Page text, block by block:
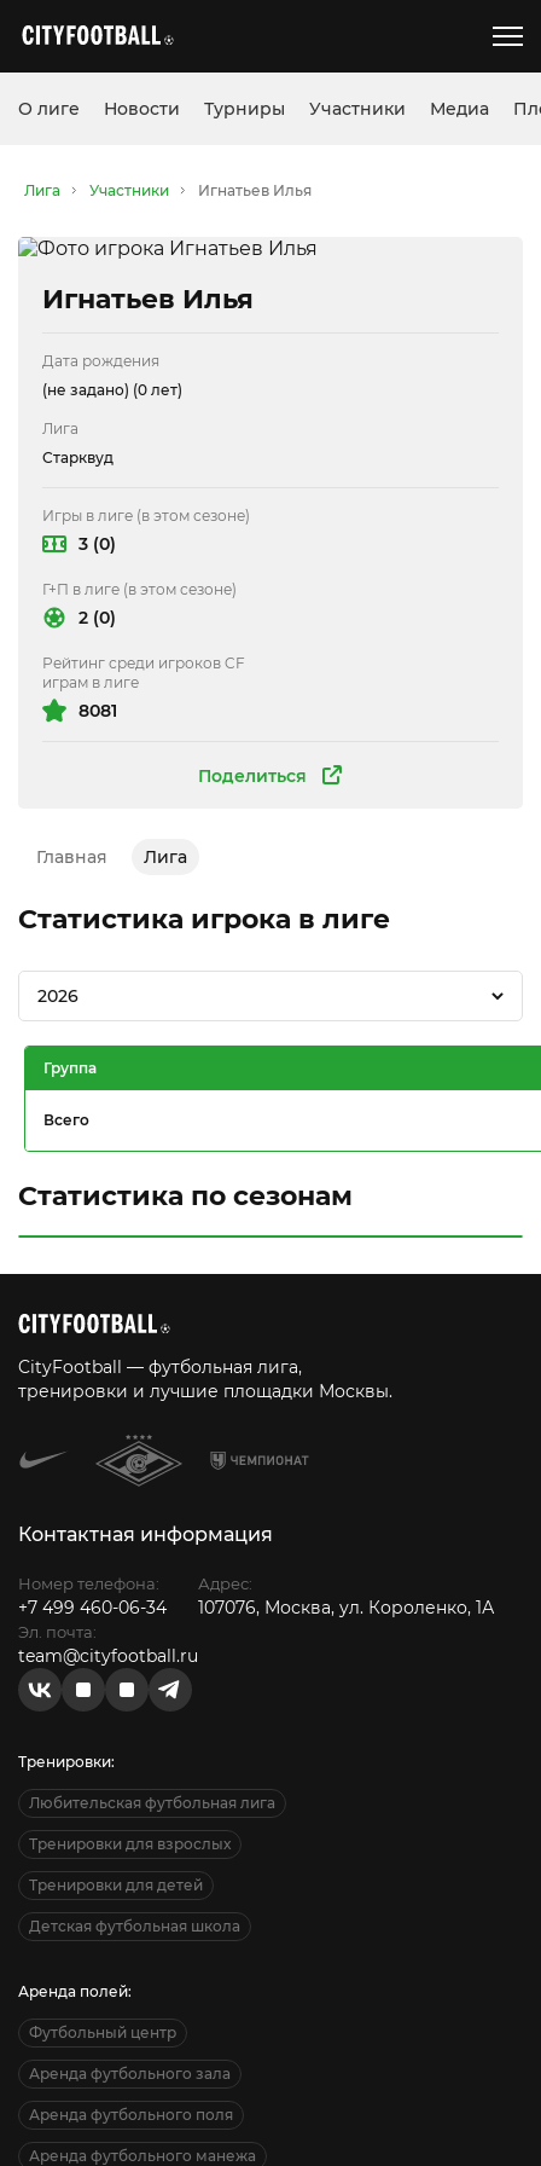
О лиге Новости Турниры Участники Медиа
Лига Участники Игнатьев Илья
Игнатьев Илья
Поделиться
Дата рождения
(не задано) (0 лет)
Лига
Старквуд
Игры в лиге (в этом сезоне)
3 (0)
Г+П в лиге (в этом сезоне)
2 (0)
Рейтинг среди игроков CF
играм в лиге
8081
Главная Лига
Статистика игрока в лиге
2026
Группа
Всего
Статистика по сезонам
CityFootball — футбольная лига,
тренировки и лучшие площадки Москвы.
Контактная информация
Номер телефона:
+7 499 460-06-34
Эл. почта:
team@cityfootball.ru
Адрес:
107076, Москва, ул. Короленко, 1А
Тренировки:
Любительская футбольная лига
Тренировки для взрослых
Тренировки для детей
Детская футбольная школа
Аренда полей:
Футбольный центр
Аренда футбольного зала
Аренда футбольного поля
Аренда футбольного манежа